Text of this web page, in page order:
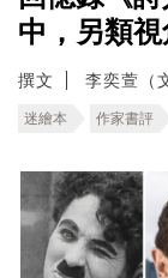
中，另類
撰文 李奕萱（
迷繪本 作家書評